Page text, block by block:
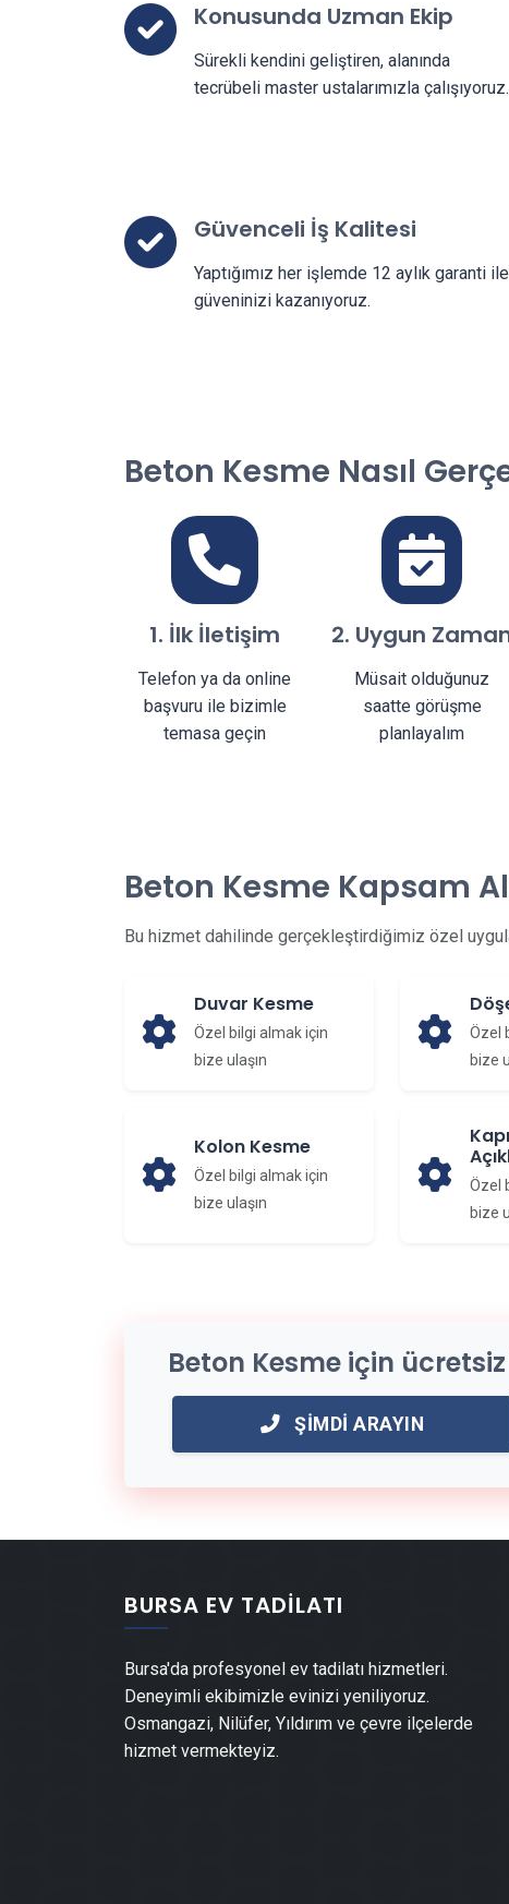
Konusunda Uzman Ekip
Sürekli kendini geliştiren, alanında
tecrübeli master ustalarımızla çalışıyoruz.
Güvenceli İş Kalitesi
Yaptığımız her işlemde 12 aylık garanti ile
güveninizi kazanıyoruz.
Beton Kesme Nasıl
1. İlk İletişim
Telefon ya da online
başvuru ile bizimle
temasa geçin
2. Uygun
Müsait olduğunuz
saatte görüşme
planlayalım
Beton Kesme Kapsam
Bu hizmet dahilinde gerçekleştirdiğimiz özel
Duvar Kesme
Özel bilgi almak için
bize ulaşın
Özel
bize
Kolon Kesme
Özel bilgi almak için
bize ulaşın
Özel
bize
Beton Kesme için
ŞIMDI ARAYIN
BURSA EV TADILATI
Bursa'da profesyonel ev tadilatı hizmetleri.
Deneyimli ekibimizle evinizi yeniliyoruz.
Osmangazi, Nilüfer, Yıldırım ve çevre ilçelerde
hizmet vermekteyiz.